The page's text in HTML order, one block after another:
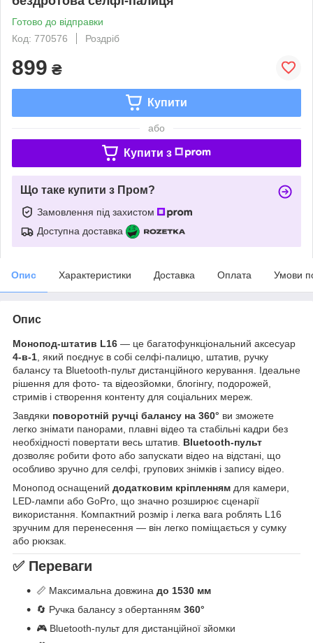
Готово до відправки
Код: 770576
Роздріб
899 ₴
Купити
або
Купити з
Що таке купити з Пром?
Замовлення під захистом
Доступна доставка
Опис Характеристики Доставка Оплата Умови
Опис
Монопод-штатив L16 — це багатофункціональний аксесуар
4-в-1 , який поєднує в собі селфі-палицю, штатив, ручку
балансу та Bluetooth-пульт дистанційного керування. Ідеальне
рішення для фото- та відеозйомки, блогінгу, подорожей,
стримів і створення контенту для соціальних мереж.
Завдяки поворотній ручці балансу на 360° ви зможете
легко знімати панорами, плавні відео та стабільні кадри без
необхідності повертати весь штатив. Bluetooth-пульт
дозволяє робити фото або запускати відео на відстані, що
особливо зручно для селфі, групових знімків і запису відео.
Монопод оснащений додатковим кріпленням для камери,
LED-лампи або GoPro, що значно розширює сценарії
використання. Компактний розмір і легка вага роблять L16
зручним для перенесення — він легко поміщається у сумку
або рюкзак.
✅ Переваги
📏 Максимальна довжина до 1530 мм
🔄 Ручка балансу з обертанням 360°
🎮 Bluetooth-пульт для дистанційної зйомки